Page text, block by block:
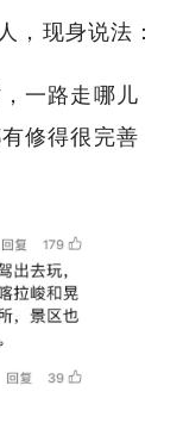
，现身说法：
一路走哪儿
修得很完善